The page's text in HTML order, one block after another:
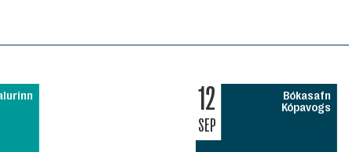
12
SEP
Bókasafn
Kópavogs